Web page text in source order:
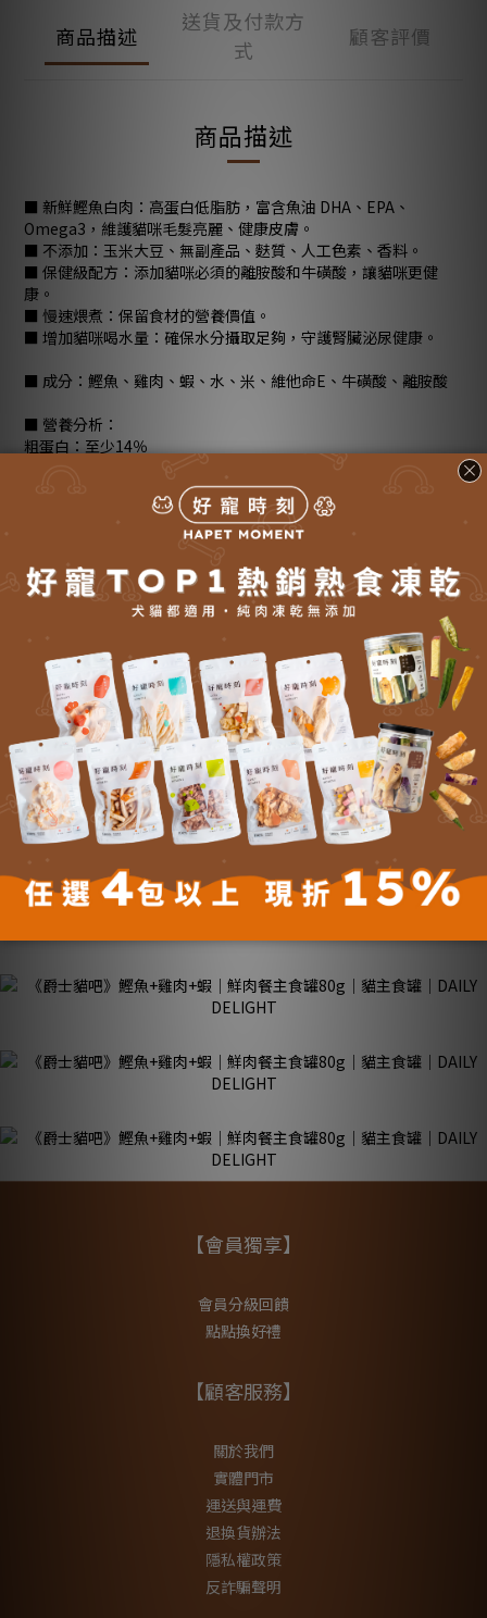
商品描述
送貨及付款方
式
顧客評價
商品描述
■ 新鮮鰹魚白肉：高蛋白低脂肪，富含魚油 DHA、EPA、
Omega3，維護貓咪毛髮亮麗、健康皮膚。
■ 不添加：玉米大豆、無副產品、麩質、人工色素、香料。
■ 保健級配方：添加貓咪必須的離胺酸和牛磺酸，讓貓咪更健
康。
■ 慢速煨煮：保留食材的營養價值。
■ 增加貓咪喝水量：確保水分攝取足夠，守護腎臟泌尿健康。
■ 成分：鰹魚、雞肉、蝦、水、米、維他命E、牛磺酸、離胺酸
■ 營養分析：
粗蛋白：至少14％
鈉：0.20％
鎂：0.03％
熱量：60.45kcal／100g
了解更多
【會員獨享】
會員分級回饋
點點換好禮
【顧客服務】
關於我們
實體門市
運送與運費
退換貨辦法
隱私權政策
反詐騙聲明